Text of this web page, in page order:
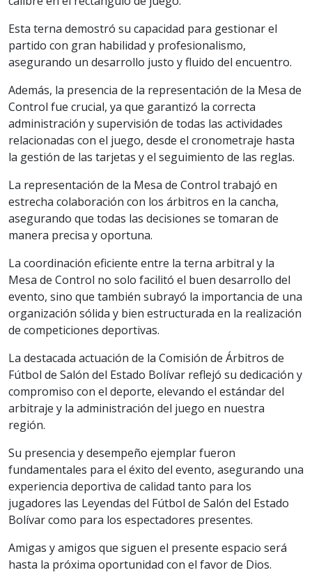
Esta terna demostró su capacidad para gestionar el
partido con gran habilidad y profesionalismo,
asegurando un desarrollo justo y fluido del encuentro.
Además, la presencia de la representación de la Mesa de
Control fue crucial, ya que garantizó la correcta
administración y supervisión de todas las actividades
relacionadas con el juego, desde el cronometraje hasta
la gestión de las tarjetas y el seguimiento de las reglas.
La representación de la Mesa de Control trabajó en
estrecha colaboración con los árbitros en la cancha,
asegurando que todas las decisiones se tomaran de
manera precisa y oportuna.
La coordinación eficiente entre la terna arbitral y la
Mesa de Control no solo facilitó el buen desarrollo del
evento, sino que también subrayó la importancia de una
organización sólida y bien estructurada en la realización
de competiciones deportivas.
La destacada actuación de la Comisión de Árbitros de
Fútbol de Salón del Estado Bolívar reflejó su dedicación y
compromiso con el deporte, elevando el estándar del
arbitraje y la administración del juego en nuestra
región.
Su presencia y desempeño ejemplar fueron
fundamentales para el éxito del evento, asegurando una
experiencia deportiva de calidad tanto para los
jugadores las Leyendas del Fútbol de Salón del Estado
Bolívar como para los espectadores presentes.
Amigas y amigos que siguen el presente espacio será
hasta la próxima oportunidad con el favor de Dios.